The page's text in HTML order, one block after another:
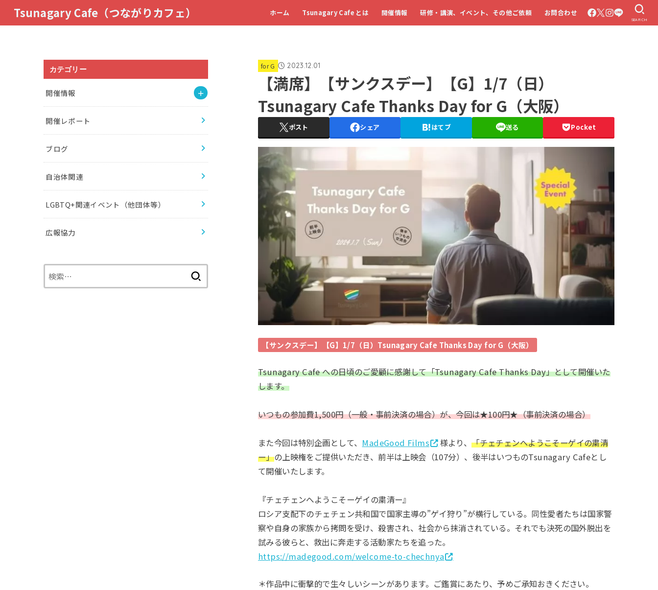
Tsunagary Cafe（つながりカフェ） ホーム Tsunagary Cafe とは 開催情報 研修・講演、イベント、その他ご依頼 お問合わせ
SEARCH
for G 2023.12.01
【満席】【サンクスデー】【G】1/7（日）
Tsunagary Cafe Thanks Day for G（大阪）
ポスト シェア はてブ 送る Pocket
【サンクスデー】【G】1/7（日）Tsunagary Cafe Thanks Day for G（大阪）
Tsunagary Cafe への日頃のご愛顧に感謝して「Tsunagary Cafe Thanks Day」として開催いた
します。
いつもの参加費1,500円（一般・事前決済の場合）が、今回は★100円★（事前決済の場合）
また今回は特別企画として、 MadeGood Films 様より、「チェチェンへようこそーゲイの粛清
ー」の上映権をご提供いただき、前半は上映会（107分）、後半はいつものTsunagary Cafeとし
て開催いたします。
『チェチェンへようこそーゲイの粛清ー』
ロシア支配下のチェチェン共和国で国家主導の”ゲイ狩り”が横行している。同性愛者たちは国家警
察や自身の家族から拷問を受け、殺害され、社会から抹消されている。それでも決死の国外脱出を
試みる彼らと、救出に奔走する活動家たちを追った。
https://madegood.com/welcome-to-chechnya
＊作品中に衝撃的で生々しいシーンがあります。ご鑑賞にあたり、予めご承知おきください。
カテゴリー
開催情報
開催レポート
ブログ
自治体関連
LGBTQ+関連イベント（他団体等）
広報協力